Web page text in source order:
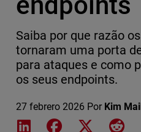
Saiba por que razão
tornaram uma porta
para ataques e como
os seus endpoints.
27 febrero 2026 Por Kim
Share on LinkedIn
Share on Facebook
Share on X